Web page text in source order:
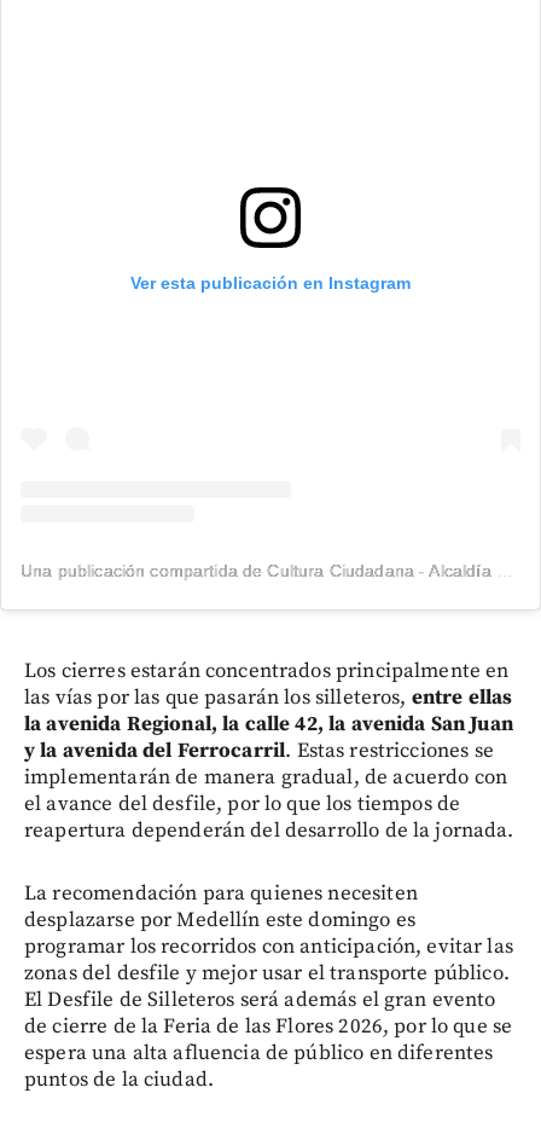
Ver esta publicación en Instagram
Los cierres estarán concentrados principalmente en
las vías por las que pasarán los silleteros, entre ellas
la avenida Regional, la calle 42, la avenida San Juan
y la avenida del Ferrocarril. Estas restricciones se
implementarán de manera gradual, de acuerdo con
el avance del desfile, por lo que los tiempos de
reapertura dependerán del desarrollo de la jornada.
La recomendación para quienes necesiten
desplazarse por Medellín este domingo es
programar los recorridos con anticipación, evitar las
zonas del desfile y mejor usar el transporte público.
El Desfile de Silleteros será además el gran evento
de cierre de la Feria de las Flores 2026, por lo que se
espera una alta afluencia de público en diferentes
puntos de la ciudad.